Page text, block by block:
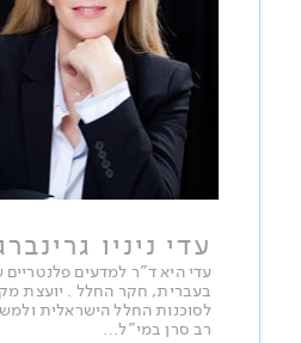
עדי ניניו
עדי היא ד"ר למדעים פלנטריים
בעברית, חקר החלל . יועצת
לסוכנות החלל הישראלית
רב סרן במי"ל…